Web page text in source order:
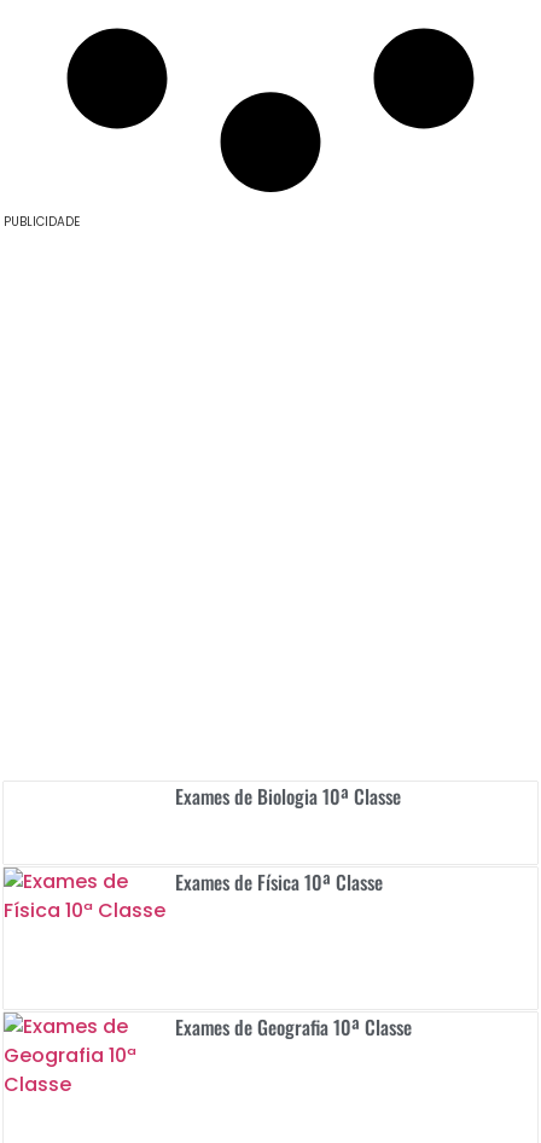
PUBLICIDADE
Exames de Biologia 10ª Classe
Exames de Física 10ª Classe
Exames de Geografia 10ª Classe